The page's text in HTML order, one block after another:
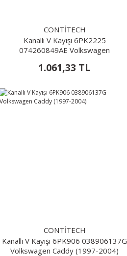
CONTİTECH
Kanallı V Kayışı 6PK2225
074260849AE Volkswagen
1.061,33 TL
CONTİTECH
Kanallı V Kayışı 6PK906 038906137G
Volkswagen Caddy (1997-2004)